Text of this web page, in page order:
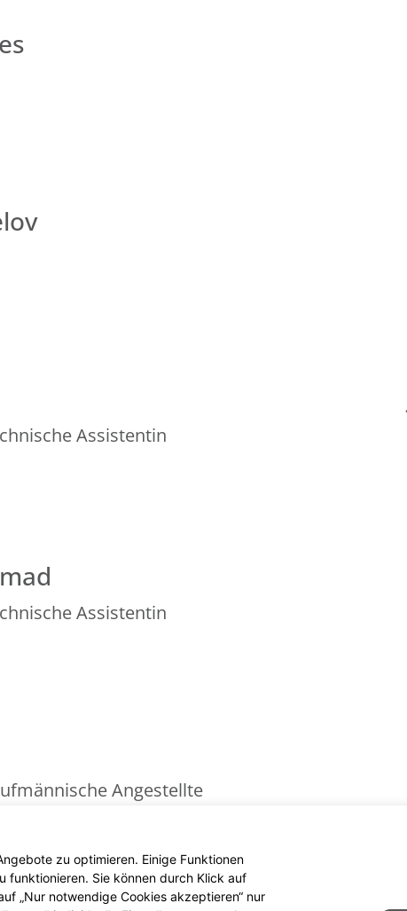
Assistentin
Assistentin
Angestellte
zu optimieren. Einige Funktionen
funktionieren. Sie können durch Klick auf
„Nur notwendige Cookies akzeptieren“ nur